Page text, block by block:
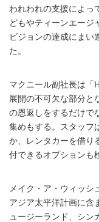
われわれの支援によっ
どもやティーンエージ
ビジョンの達成にまい
た。
マクニール副社長は「
展開の不可欠な部分と
の恩返しをするだけで
集めもする。スタッフ
か、レンタカーを借り
付できるオプションも
メイク・ア・ウィッシ
アジア太平洋計画に含
ュージーランド、シン